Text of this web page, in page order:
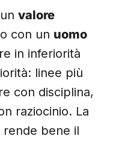
un valore
con un uomo
in inferiorità
linee più
con disciplina,
raziocinio. La
bene il